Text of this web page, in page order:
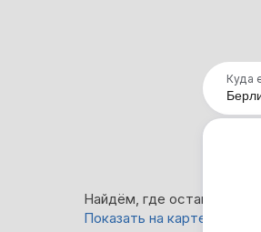
Куда
Найдём, где
Показать на карте